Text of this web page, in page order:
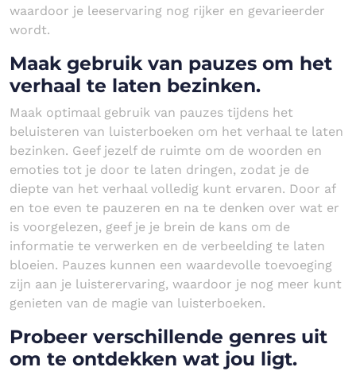
waardoor je leeservaring nog rijker en gevarieerder
wordt.
Maak gebruik van pauzes om het
verhaal te laten bezinken.
Maak optimaal gebruik van pauzes tijdens het
beluisteren van luisterboeken om het verhaal te laten
bezinken. Geef jezelf de ruimte om de woorden en
emoties tot je door te laten dringen, zodat je de
diepte van het verhaal volledig kunt ervaren. Door af
en toe even te pauzeren en na te denken over wat er
is voorgelezen, geef je je brein de kans om de
informatie te verwerken en de verbeelding te laten
bloeien. Pauzes kunnen een waardevolle toevoeging
zijn aan je luisterervaring, waardoor je nog meer kunt
genieten van de magie van luisterboeken.
Probeer verschillende genres uit
om te ontdekken wat jou ligt.